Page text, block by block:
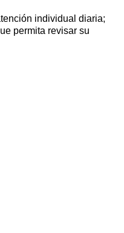
individual diaria;
permita revisar su